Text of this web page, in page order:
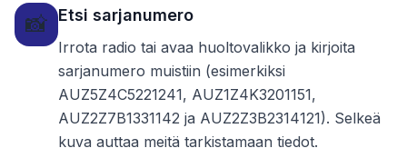
📸 Etsi sarjanumero
Irrota radio tai avaa huoltovalikko ja kirjoita
sarjanumero muistiin (esimerkiksi
AUZ5Z4C5221241, AUZ1Z4K3201151,
AUZ2Z7B1331142 ja AUZ2Z3B2314121). Selkeä
kuva auttaa meitä tarkistamaan tiedot.